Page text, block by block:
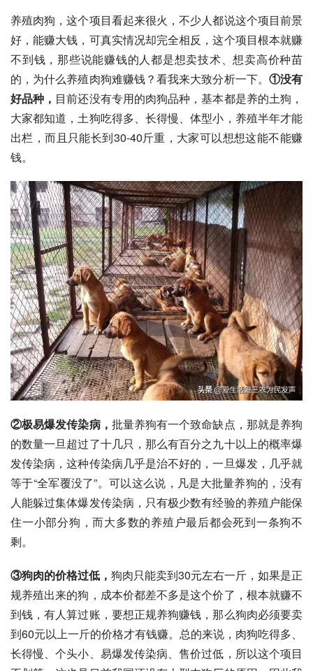
养殖肉狗，这个项目看起来很火，不少人都说这个项目前景
好，能赚大钱，可真实情况却完全相反，这个项目根本就赚
不到钱，那些说能赚钱的人都是想卖技术、想卖高价种苗
的，为什么养殖肉狗难赚钱？看我来大致分析一下。 ①没有
好品种， 目前还没有专用的肉狗品种，基本都是养的土狗 ，
大家都知道，土狗吃得多、长得慢、体型小，养殖半年才能
出栏，而且只能长到30-40斤重，大家可以想想这能不能赚
钱。
②极易爆发传染病， 批量养狗有一个致命缺点，那就是养狗
的数量一旦超过了十几只，那么有百分之九十以上的概率爆
发传染病，这种传染病几乎是治不好的，一旦爆发，几乎就
等于“全军覆没了”。可以这么说，凡是大批量养狗的，没有
人能躲过集体爆发传染病，只有极少数有经验的养殖户能保
住一小部分狗，而大多数的养殖户最后都会死到一条狗不
剩。
③狗肉的价格过低， 狗肉只能卖到30元左右一斤，如果是正
规养殖出来的狗，成本价都差不多是这个价了，根本就赚不
到钱，有人算过账，要想正规养狗赚钱，那么狗肉必须要卖
到60元以上一斤的价格才有钱赚。总的来说，肉狗吃得多、
长得慢、个头小、易爆发传染病、售价过低，所以这个项目